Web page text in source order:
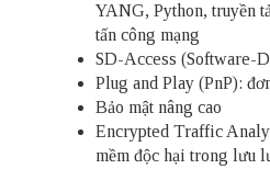
YANG, Python, truyền
tấn công mạng
SD-Access (Software-
Plug and Play (PnP):
Bảo mật nâng cao
Encrypted Traffic
mềm độc hại trong lưu